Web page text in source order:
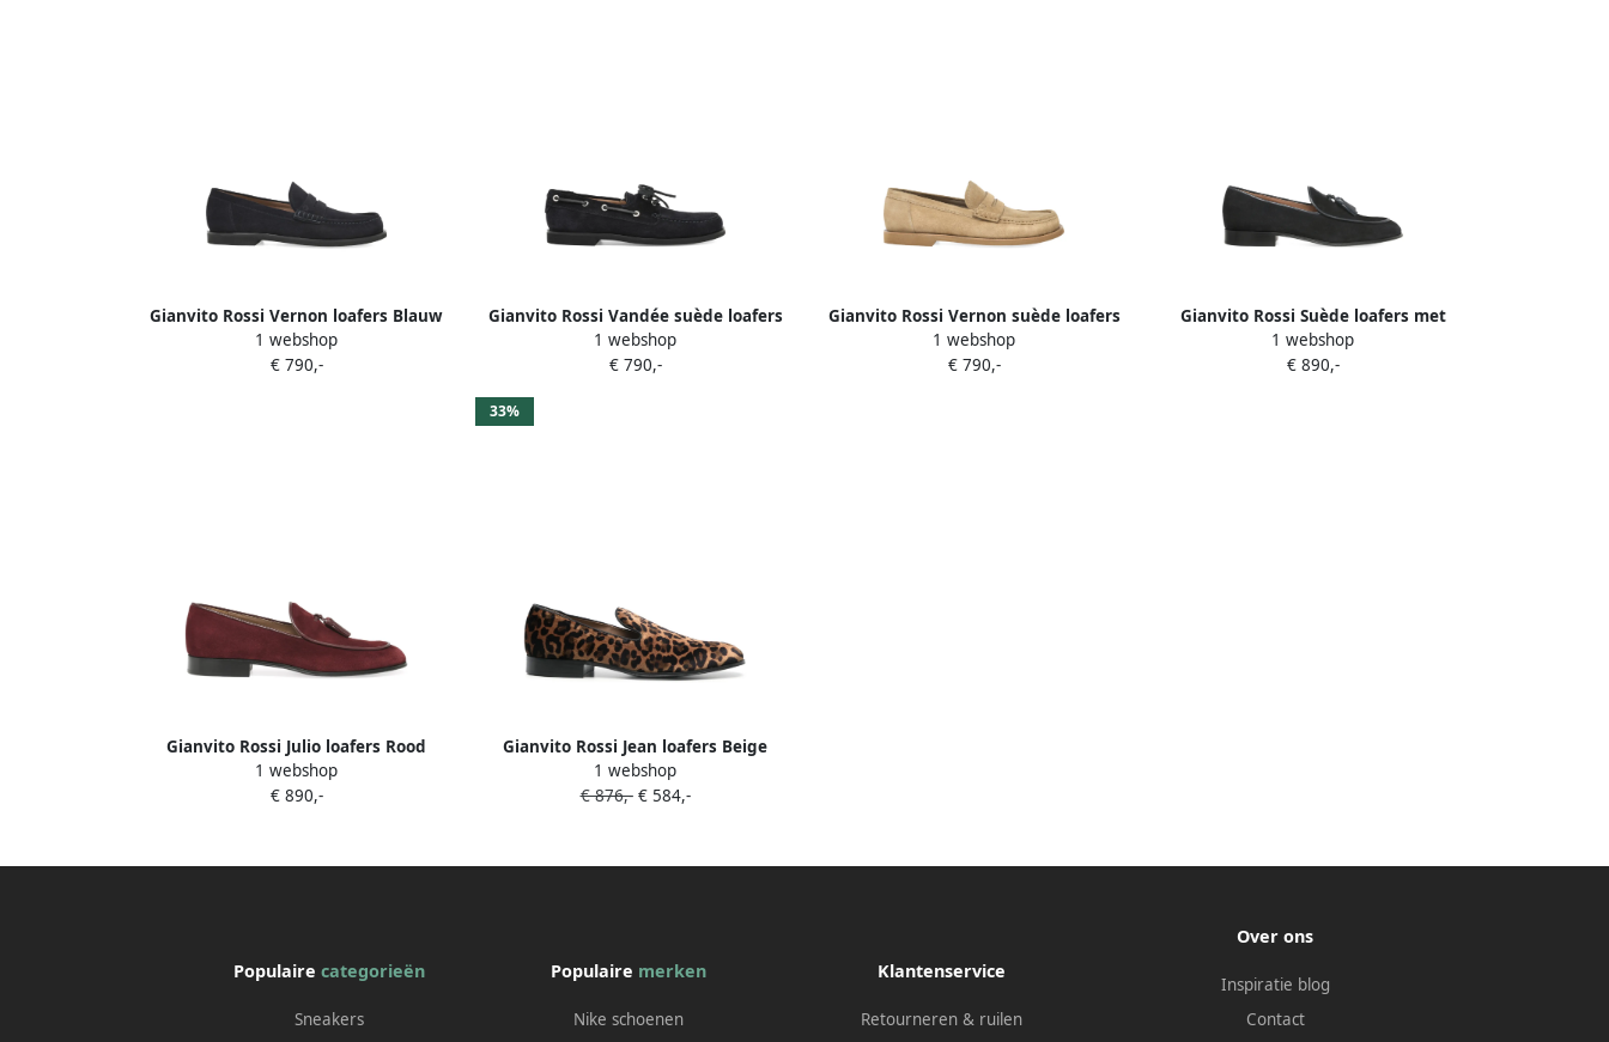
Gianvito Rossi Vernon loafers Blauw
1 webshop
€ 790,-
Gianvito Rossi Vandée suède loafers
Blauw
1 webshop
€ 790,-
Gianvito Rossi Vernon suède loafers
Beige
1 webshop
€ 790,-
Gianvito Rossi Suède loafers met
kwastjes Zwart
1 webshop
€ 890,-
Gianvito Rossi Julio loafers Rood
1 webshop
€ 890,-
33%
Gianvito Rossi Jean loafers Beige
1 webshop
€ 876,-€ 584,-
Populairecategorieën
Sneakers
Populaire merken
Nike schoenen
Klantenservice
Retourneren & ruilen
Over ons
Inspiratie blog
Contact